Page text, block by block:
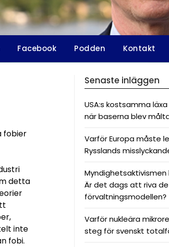
Facebook Podden Kontakt
fobier
detta
inte
fobi.
Senaste inläggen
USA:s kostsamma
när baserna blev
Varför Europa måste
Rysslands
Är det dags att riva
förvaltningsmodellen?
Varför nukleära
steg för svenskt